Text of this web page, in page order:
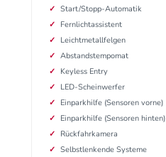
Start/Stopp-Automatik
Fernlichtassistent
Leichtmetallfelgen
Abstandstempomat
Keyless Entry
LED-Scheinwerfer
Einparkhilfe (Sensoren vorne)
Einparkhilfe (Sensoren hinten)
Rückfahrkamera
Selbstlenkende Systeme